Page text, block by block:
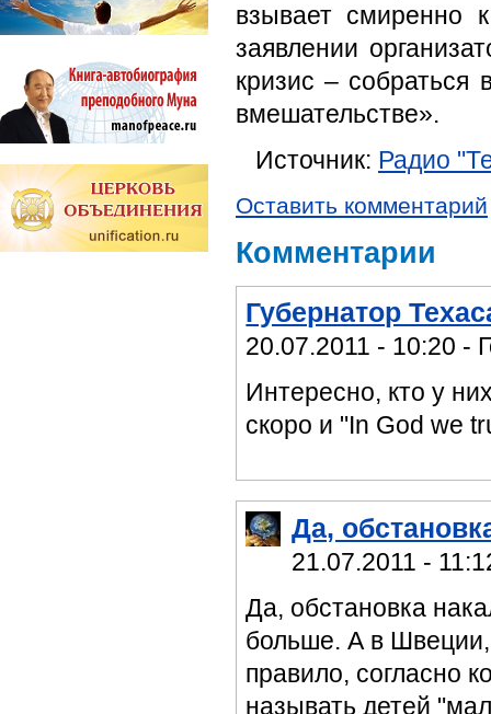
взывает смиренно
заявлении
кризис – собраться
вмешательстве».
Источник: Радио
Оставить комментарий
Комментарии
Губернатор
20.07.2011 - 10:20 -
Интересно, кто у
скоро и "In God we
Да,
21.07.2011 -
Да, обстановка
больше. А в Швеции,
правило, согласно
называть детей